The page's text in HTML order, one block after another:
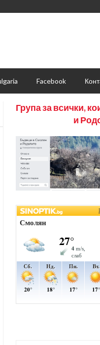
Facebook
Група за всички,
и